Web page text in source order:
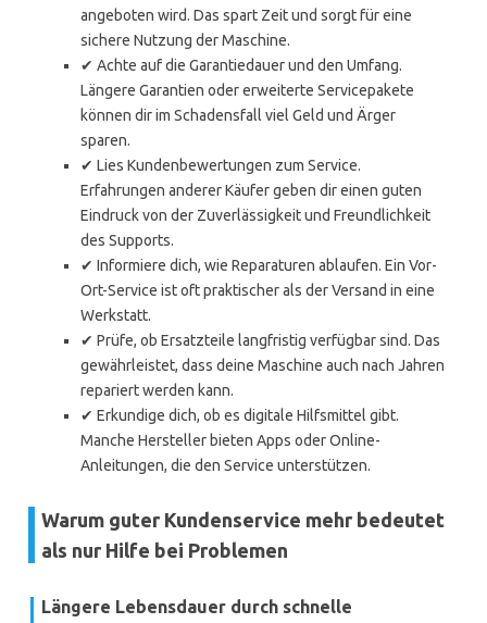
angeboten wird. Das spart Zeit und sorgt für eine
sichere Nutzung der Maschine.
✔ Achte auf die Garantiedauer und den Umfang.
Längere Garantien oder erweiterte Servicepakete
können dir im Schadensfall viel Geld und Ärger
sparen.
✔ Lies Kundenbewertungen zum Service.
Erfahrungen anderer Käufer geben dir einen guten
Eindruck von der Zuverlässigkeit und Freundlichkeit
des Supports.
✔ Informiere dich, wie Reparaturen ablaufen. Ein Vor-
Ort-Service ist oft praktischer als der Versand in eine
Werkstatt.
✔ Prüfe, ob Ersatzteile langfristig verfügbar sind. Das
gewährleistet, dass deine Maschine auch nach Jahren
repariert werden kann.
✔ Erkundige dich, ob es digitale Hilfsmittel gibt.
Manche Hersteller bieten Apps oder Online-
Anleitungen, die den Service unterstützen.
Warum guter Kundenservice mehr bedeutet
als nur Hilfe bei Problemen
Längere Lebensdauer durch schnelle